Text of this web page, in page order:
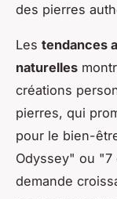
des pierres
Les tendances
naturelles
créations
pierres, qui
pour le bien-
Odyssey" ou "7
demande